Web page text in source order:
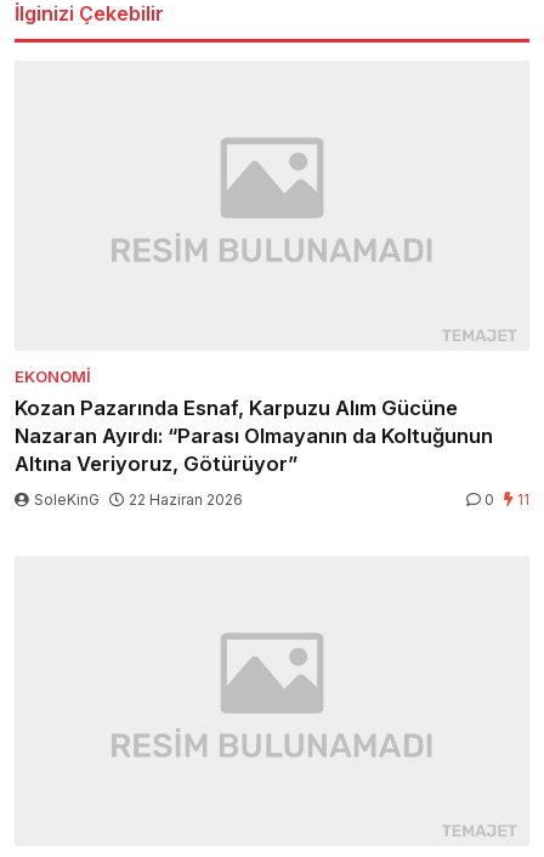
İlginizi Çekebilir
EKONOMI
Kozan Pazarında Esnaf, Karpuzu Alım Gücüne
Nazaran Ayırdı: “Parası Olmayanın da Koltuğunun
Altına Veriyoruz, Götürüyor”
SoleKinG 22 Haziran 2026 0 11